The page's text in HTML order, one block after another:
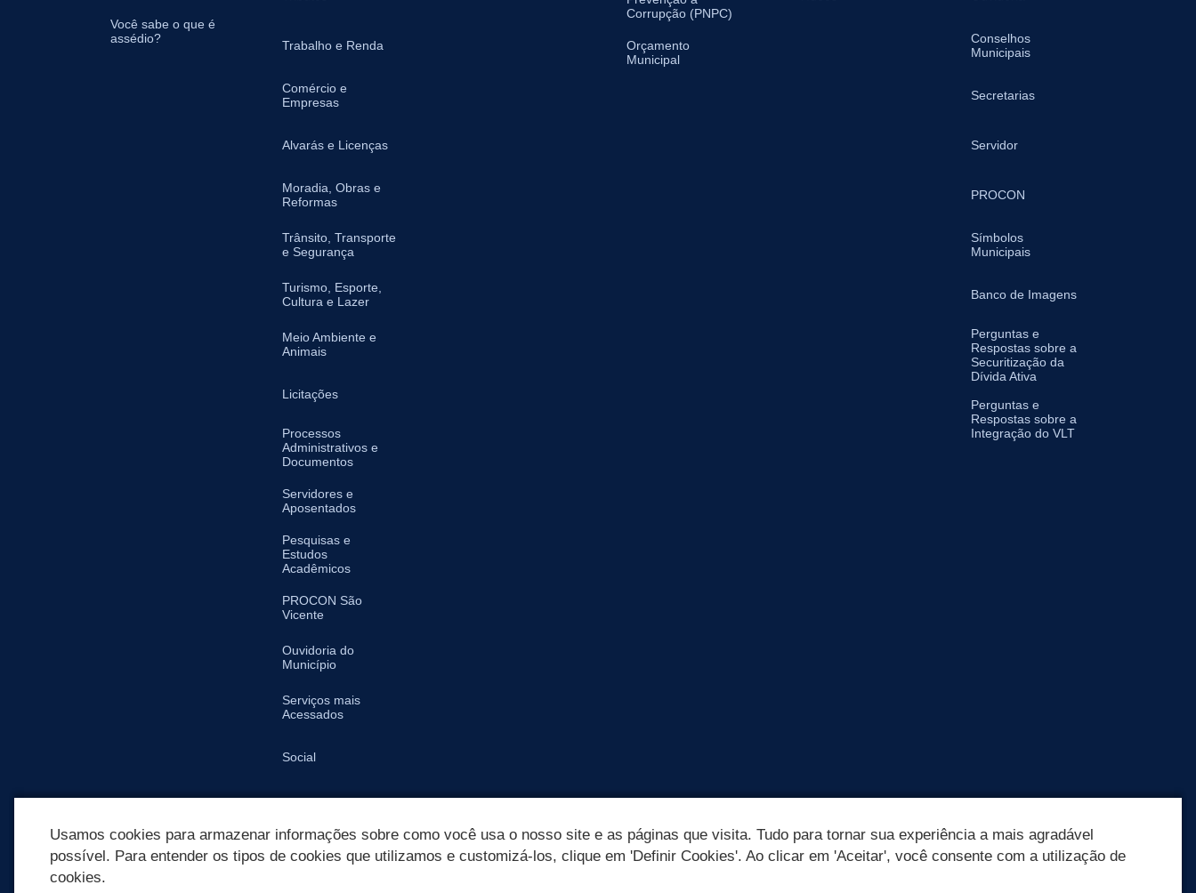
Você sabe o que é
assédio?
Trabalho e Renda
Comércio e
Empresas
Alvarás e Licenças
Moradia, Obras e
Reformas
Trânsito, Transporte
e Segurança
Turismo, Esporte,
Cultura e Lazer
Meio Ambiente e
Animais
Licitações
Processos
Administrativos e
Documentos
Servidores e
Aposentados
Pesquisas e
Estudos
Acadêmicos
PROCON São
Vicente
Ouvidoria do
Município
Serviços mais
Acessados
Social
Corrupção (PNPC)
Orçamento
Municipal
Conselhos
Municipais
Secretarias
Servidor
PROCON
Símbolos
Municipais
Banco de Imagens
Perguntas e
Respostas sobre a
Securitização da
Dívida Ativa
Perguntas e
Respostas sobre a
Integração do VLT
Usamos cookies para armazenar informações sobre como você usa o nosso site e as páginas que visita. Tudo para tornar sua experiência a mais agradável
possível. Para entender os tipos de cookies que utilizamos e customizá-los, clique em 'Definir Cookies'. Ao clicar em 'Aceitar', você consente com a utilização de
cookies.